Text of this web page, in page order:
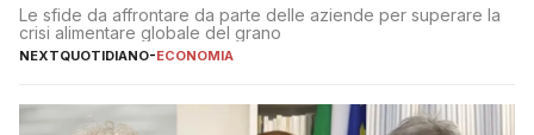
Le sfide da affrontare da parte delle aziende per superare la
crisi alimentare globale del grano
NEXTQUOTIDIANO-ECONOMIA